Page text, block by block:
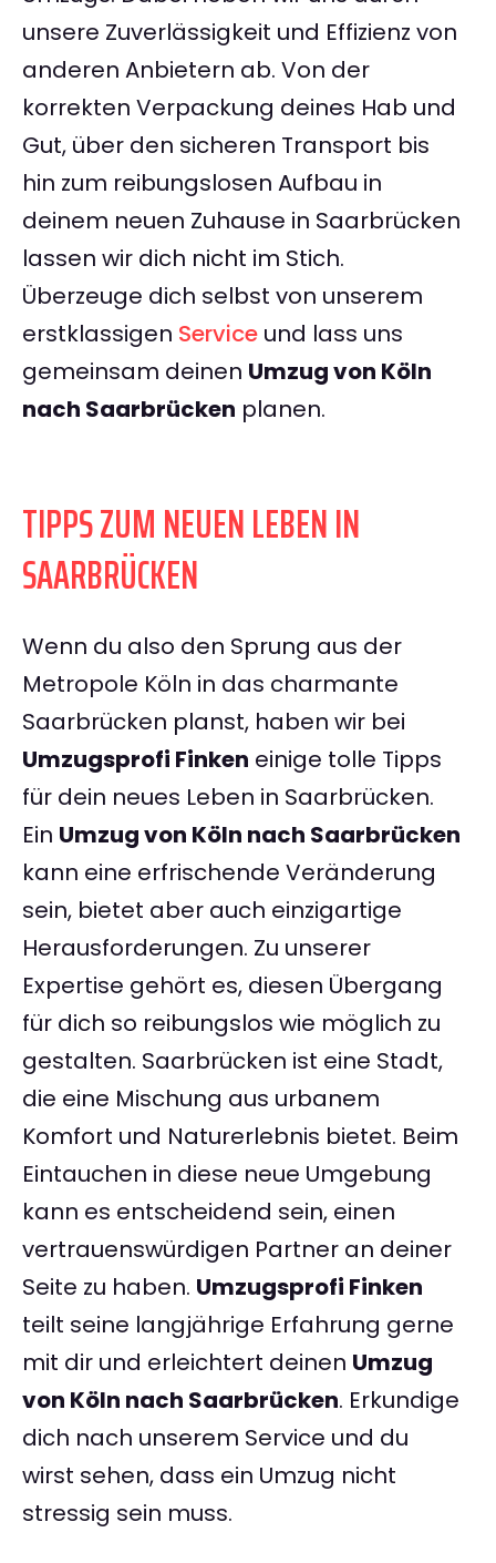
unsere Zuverlässigkeit und Effizienz von
anderen Anbietern ab. Von der
korrekten Verpackung deines Hab und
Gut, über den sicheren Transport bis
hin zum reibungslosen Aufbau in
deinem neuen Zuhause in Saarbrücken
lassen wir dich nicht im Stich.
Überzeuge dich selbst von unserem
erstklassigen Service und lass uns
gemeinsam deinen Umzug von Köln
nach Saarbrücken planen.
TIPPS ZUM NEUEN LEBEN IN
SAARBRÜCKEN
Wenn du also den Sprung aus der
Metropole Köln in das charmante
Saarbrücken planst, haben wir bei
Umzugsprofi Finken einige tolle Tipps
für dein neues Leben in Saarbrücken.
Ein Umzug von Köln nach Saarbrücken
kann eine erfrischende Veränderung
sein, bietet aber auch einzigartige
Herausforderungen. Zu unserer
Expertise gehört es, diesen Übergang
für dich so reibungslos wie möglich zu
gestalten. Saarbrücken ist eine Stadt,
die eine Mischung aus urbanem
Komfort und Naturerlebnis bietet. Beim
Eintauchen in diese neue Umgebung
kann es entscheidend sein, einen
vertrauenswürdigen Partner an deiner
Seite zu haben. Umzugsprofi Finken
teilt seine langjährige Erfahrung gerne
mit dir und erleichtert deinen Umzug
von Köln nach Saarbrücken. Erkundige
dich nach unserem Service und du
wirst sehen, dass ein Umzug nicht
stressig sein muss.